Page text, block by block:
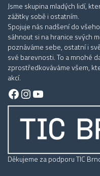
Jsme skupina mladých lidí,
zážitky sobě i ostatním.
Spojuje nás nadšení do
sáhnout si na hranice svých
poznáváme sebe, ostatní i
své barevnosti. To a mnohé
zprostředkováváme všem,
akcí.
Facebook
Instagram
YouTube
Děkujeme za podporu TIC